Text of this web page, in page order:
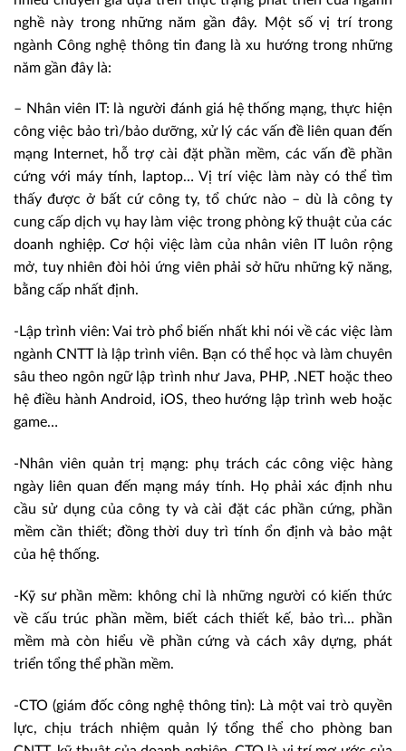
nghề này trong những năm gần đây. Một số vị trí trong
ngành Công nghệ thông tin đang là xu hướng trong những
năm gần đây là:
– Nhân viên IT: là người đánh giá hệ thống mạng, thực hiện
công việc bảo trì/bảo dưỡng, xử lý các vấn đề liên quan đến
mạng Internet, hỗ trợ cài đặt phần mềm, các vấn đề phần
cứng với máy tính, laptop… Vị trí việc làm này có thể tìm
thấy được ở bất cứ công ty, tổ chức nào – dù là công ty
cung cấp dịch vụ hay làm việc trong phòng kỹ thuật của các
doanh nghiệp. Cơ hội việc làm của nhân viên IT luôn rộng
mở, tuy nhiên đòi hỏi ứng viên phải sở hữu những kỹ năng,
bằng cấp nhất định.
-Lập trình viên: Vai trò phổ biến nhất khi nói về các việc làm
ngành CNTT là lập trình viên. Bạn có thể học và làm chuyên
sâu theo ngôn ngữ lập trình như Java, PHP, .NET hoặc theo
hệ điều hành Android, iOS, theo hướng lập trình web hoặc
game…
-Nhân viên quản trị mạng: phụ trách các công việc hàng
ngày liên quan đến mạng máy tính. Họ phải xác định nhu
cầu sử dụng của công ty và cài đặt các phần cứng, phần
mềm cần thiết; đồng thời duy trì tính ổn định và bảo mật
của hệ thống.
-Kỹ sư phần mềm: không chỉ là những người có kiến thức
về cấu trúc phần mềm, biết cách thiết kế, bảo trì… phần
mềm mà còn hiểu về phần cứng và cách xây dựng, phát
triển tổng thể phần mềm.
-CTO (giám đốc công nghệ thông tin): Là một vai trò quyền
lực, chịu trách nhiệm quản lý tổng thể cho phòng ban